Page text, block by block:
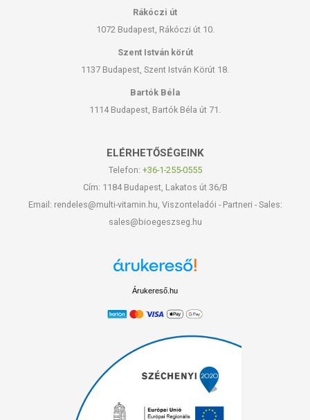
Rákóczi út
1072 Budapest, Rákóczi út 10.
Szent István körút
1137 Budapest, Szent István Körút 18.
Bartók Béla
1114 Budapest, Bartók Béla út 71.
ELÉRHETŐSÉGEINK
Telefon: +36-1-255-0555
Cím: 1184 Budapest, Lakatos út 36/B
Email: rendeles@multi-vitamin.hu, Viszonteladói - Partneri - Sales:
sales@bioegeszseg.hu
Árukereső.hu